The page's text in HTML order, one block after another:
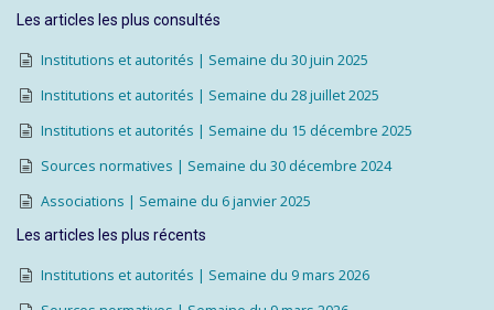
Les articles les plus consultés
Institutions et autorités | Semaine du 30 juin 2025
Institutions et autorités | Semaine du 28 juillet 2025
Institutions et autorités | Semaine du 15 décembre 2025
Sources normatives | Semaine du 30 décembre 2024
Associations | Semaine du 6 janvier 2025
Les articles les plus récents
Institutions et autorités | Semaine du 9 mars 2026